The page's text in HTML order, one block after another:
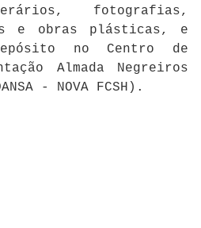
fotografias,
e obras plásticas, e
no Centro de
Almada Negreiros
- NOVA FCSH).